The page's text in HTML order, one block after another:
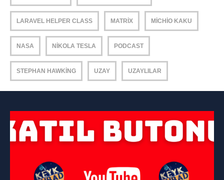
LARAVEL HELPER CLASS MATRIX MICHIO KAKU
NASA NIKOLA TESLA PODCAST
STEPHAN HAWKING UZAY UZAYLILAR